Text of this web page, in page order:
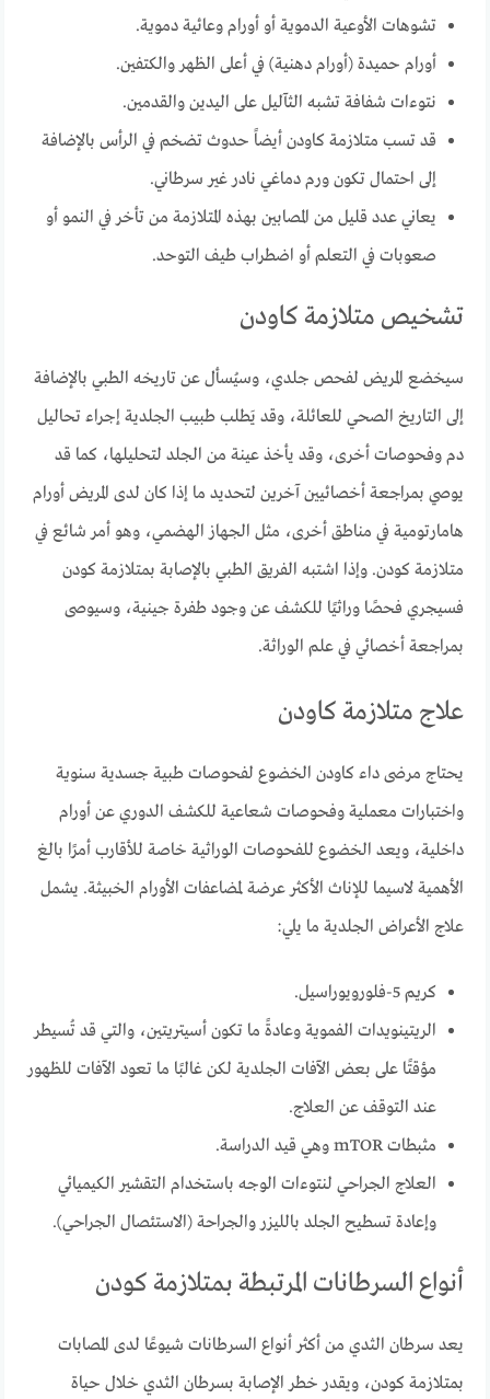
تشوهات الأوعية الدموية أو أورام وعائية دموية.
أورام حميدة (أورام دهنية) في أعلى الظهر والكتفين.
نتوءات شفافة تشبه الثآليل على اليدين والقدمين.
قد تسب متلازمة كاودن أيضاً حدوث تضخم في الرأس بالإضافة
إلى احتمال تكون ورم دماغي نادر غير سرطاني.
يعاني عدد قليل من المصابين بهذه المتلازمة من تأخر في النمو أو
صعوبات في التعلم أو اضطراب طيف التوحد.
تشخيص متلازمة كاودن
سيخضع المريض لفحص جلدي، وسيُسأل عن تاريخه الطبي بالإضافة
إلى التاريخ الصحي للعائلة، وقد يَطلب طبيب الجلدية إجراء تحاليل
دم وفحوصات أخرى، وقد يأخذ عينة من الجلد لتحليلها، كما قد
يوصي بمراجعة أخصائيين آخرين لتحديد ما إذا كان لدى المريض أورام
هامارتومية في مناطق أخرى، مثل الجهاز الهضمي، وهو أمر شائع في
متلازمة كودن. وإذا اشتبه الفريق الطبي بالإصابة بمتلازمة كودن
فسيجري فحصًا وراثيًا للكشف عن وجود طفرة جينية، وسيوصى
بمراجعة أخصائي في علم الوراثة.
علاج متلازمة كاودن
يحتاج مرضى داء كاودن الخضوع لفحوصات طبية جسدية سنوية
واختبارات معملية وفحوصات شعاعية للكشف الدوري عن أورام
داخلية، ويعد الخضوع للفحوصات الوراثية خاصة للأقارب أمرًا بالغ
الأهمية لاسيما للإناث الأكثر عرضة لمضاعفات الأورام الخبيثة. يشمل
علاج الأعراض الجلدية ما يلي:
كريم 5-فلورويوراسيل.
الريتينويدات الفموية وعادةً ما تكون أسيتريتين، والتي قد تُسيطر
مؤقتًا على بعض الآفات الجلدية لكن غالبًا ما تعود الآفات للظهور
عند التوقف عن العلاج.
مثبطات mTOR وهي قيد الدراسة.
العلاج الجراحي لنتوءات الوجه باستخدام التقشير الكيميائي
وإعادة تسطيح الجلد بالليزر والجراحة (الاستئصال الجراحي).
أنواع السرطانات المرتبطة بمتلازمة كودن
يعد سرطان الثدي من أكثر أنواع السرطانات شيوعًا لدى المصابات
بمتلازمة كودن، ويقدر خطر الإصابة بسرطان الثدي خلال حياة